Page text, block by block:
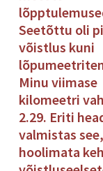
Seetõttu oli
võistlus kuni
Minu viimase
kilomeetri
2.29. Eriti
valmistas
hoolimata